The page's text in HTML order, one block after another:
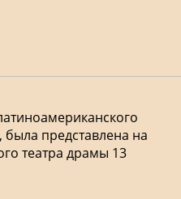
представлена на
театра драмы 13